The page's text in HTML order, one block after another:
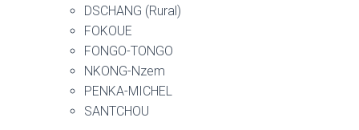
DSCHANG (Rural)
FOKOUE
FONGO-TONGO
NKONG-Nzem
PENKA-MICHEL
SANTCHOU